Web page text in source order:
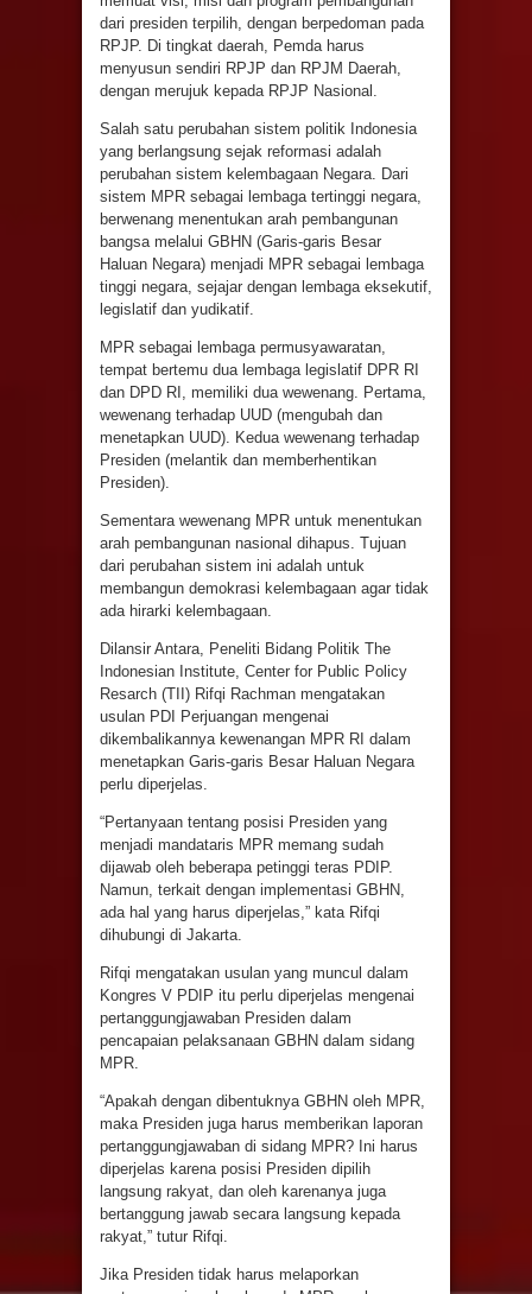
dari presiden terpilih, dengan berpedoman pada
RPJP. Di tingkat daerah, Pemda harus
menyusun sendiri RPJP dan RPJM Daerah,
dengan merujuk kepada RPJP Nasional.
Salah satu perubahan sistem politik Indonesia
yang berlangsung sejak reformasi adalah
perubahan sistem kelembagaan Negara. Dari
sistem MPR sebagai lembaga tertinggi negara,
berwenang menentukan arah pembangunan
bangsa melalui GBHN (Garis-garis Besar
Haluan Negara) menjadi MPR sebagai lembaga
tinggi negara, sejajar dengan lembaga eksekutif,
legislatif dan yudikatif.
MPR sebagai lembaga permusyawaratan,
tempat bertemu dua lembaga legislatif DPR RI
dan DPD RI, memiliki dua wewenang. Pertama,
wewenang terhadap UUD (mengubah dan
menetapkan UUD). Kedua wewenang terhadap
Presiden (melantik dan memberhentikan
Presiden).
Sementara wewenang MPR untuk menentukan
arah pembangunan nasional dihapus. Tujuan
dari perubahan sistem ini adalah untuk
membangun demokrasi kelembagaan agar tidak
ada hirarki kelembagaan.
Dilansir Antara, Peneliti Bidang Politik The
Indonesian Institute, Center for Public Policy
Resarch (TII) Rifqi Rachman mengatakan
usulan PDI Perjuangan mengenai
dikembalikannya kewenangan MPR RI dalam
menetapkan Garis-garis Besar Haluan Negara
perlu diperjelas.
“Pertanyaan tentang posisi Presiden yang
menjadi mandataris MPR memang sudah
dijawab oleh beberapa petinggi teras PDIP.
Namun, terkait dengan implementasi GBHN,
ada hal yang harus diperjelas,” kata Rifqi
dihubungi di Jakarta.
Rifqi mengatakan usulan yang muncul dalam
Kongres V PDIP itu perlu diperjelas mengenai
pertanggungjawaban Presiden dalam
pencapaian pelaksanaan GBHN dalam sidang
MPR.
“Apakah dengan dibentuknya GBHN oleh MPR,
maka Presiden juga harus memberikan laporan
pertanggungjawaban di sidang MPR? Ini harus
diperjelas karena posisi Presiden dipilih
langsung rakyat, dan oleh karenanya juga
bertanggung jawab secara langsung kepada
rakyat,” tutur Rifqi.
Jika Presiden tidak harus melaporkan